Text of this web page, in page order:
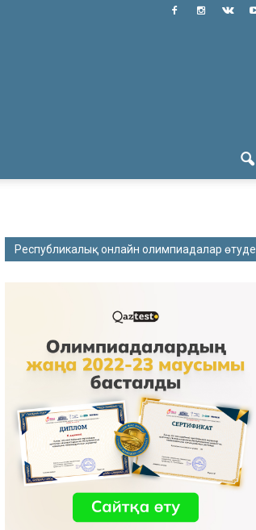
Республикалық онлайн олимпиадалар өтуде